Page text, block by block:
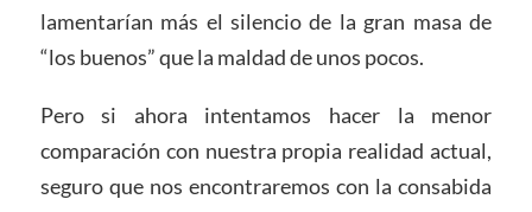
lamentarían más el silencio de la gran masa de
“los buenos” que la maldad de unos pocos.
Pero si ahora intentamos hacer la menor
comparación con nuestra propia realidad actual,
seguro que nos encontraremos con la consabida